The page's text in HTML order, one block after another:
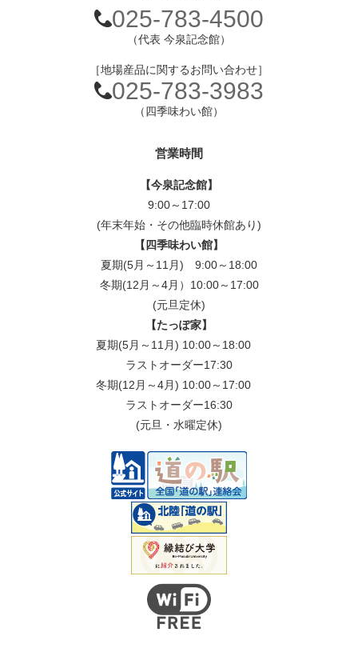
025-783-4500
（代表 今泉記念館）
［地場産品に関するお問い合わせ］
025-783-3983
（四季味わい館）
営業時間
【今泉記念館】
9:00～17:00
(年末年始・その他臨時休館あり)
【四季味わい館】
夏期(5月～11月) 9:00～18:00
冬期(12月～4月）10:00～17:00
(元旦定休)
【たっぽ家】
夏期(5月～11月) 10:00～18:00
ラストオーダー17:30
冬期(12月～4月) 10:00～17:00
ラストオーダー16:30
(元旦・水曜定休)